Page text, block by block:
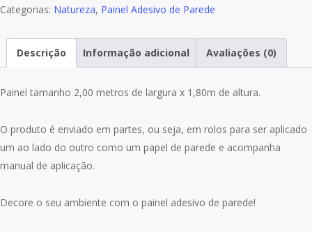
Categorias: Natureza, Painel Adesivo de Parede
Descrição Informação adicional Avaliações (0)
Painel tamanho 2,00 metros de largura x 1,80m de altura.
O produto é enviado em partes, ou seja, em rolos para ser aplicado
um ao lado do outro como um papel de parede e acompanha
manual de aplicação.
Decore o seu ambiente com o painel adesivo de parede!